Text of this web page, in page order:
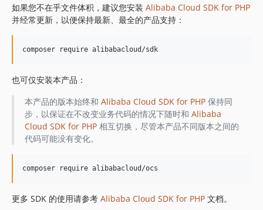
1.8.836
1.8.835
1.8.833
1.8.830
1.8.828
1.8.826
1.8.825
1.8.824
1.8.821
如果您不在乎文件体积，建议您安装 Alibaba Cloud SDK for PHP
并经常更新，以便保持最新、最全的产品支持：
也可仅安装本产品：
本产品的版本始终和 Alibaba Cloud SDK for PHP保持同
步，以保证在不改变业务代码的情况下随时和 Alibaba
Cloud SDK for PHP相互切换，尽管本产品不同版本之间的
代码可能没有变化。
更多 SDK 的使用请参考 Alibaba Cloud SDK for PHP 文档。